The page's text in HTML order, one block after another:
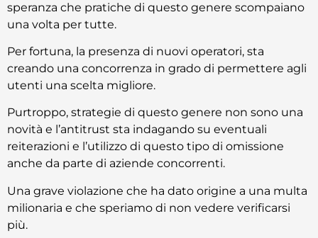
speranza che pratiche di questo genere scompaiano
una volta per tutte.
Per fortuna, la presenza di nuovi operatori, sta
creando una concorrenza in grado di permettere agli
utenti una scelta migliore.
Purtroppo, strategie di questo genere non sono una
novità e l’antitrust sta indagando su eventuali
reiterazioni e l’utilizzo di questo tipo di omissione
anche da parte di aziende concorrenti.
Una grave violazione che ha dato origine a una multa
milionaria e che speriamo di non vedere verificarsi
più.